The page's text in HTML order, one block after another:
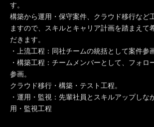
す。
構築から運用・保守案件、クラウド移行など
ますので、スキルとキャリア計画を踏まえて
だきます。
・上流工程：同社チームの統括として案件参
・構築工程：チームメンバーとして、フォロ
参画。
クラウド移行・構築・テスト工程。
・運用・監視：先輩社員とスキルアップしな
用・監視工程